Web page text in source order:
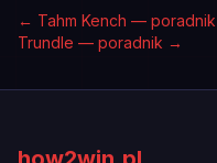
← Tahm Kench — poradnik
Trundle — poradnik →